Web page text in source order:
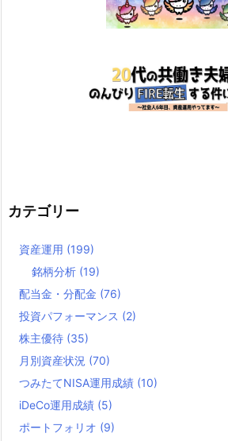
カテゴリー
資産運用 (199)
銘柄分析 (19)
配当金・分配金 (76)
投資パフォーマンス (2)
株主優待 (35)
月別資産状況 (70)
つみたてNISA運用成績 (10)
iDeCo運用成績 (5)
ポートフォリオ (9)